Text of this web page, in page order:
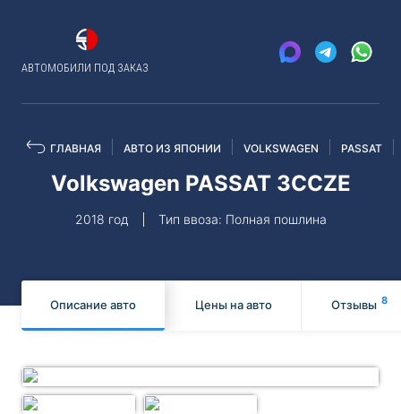
АВТОМОБИЛИ ПОД ЗАКАЗ
ГЛАВНАЯ АВТО ИЗ ЯПОНИИ VOLKSWAGEN PASSAT
Volkswagen PASSAT 3CCZE
2018 год Тип ввоза: Полная пошлина
Описание авто Цены на авто Отзывы 8